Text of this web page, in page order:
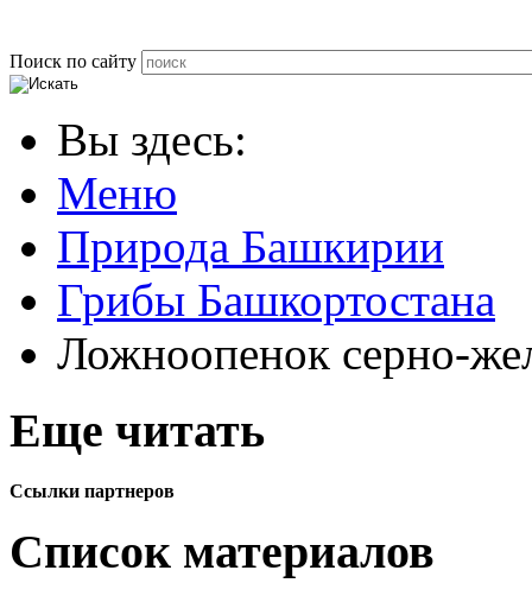
Поиск по сайту
Вы здесь:
Меню
Природа Башкирии
Грибы Башкортостана
Ложноопенок серно-
Еще читать
Ссылки партнеров
Список материалов